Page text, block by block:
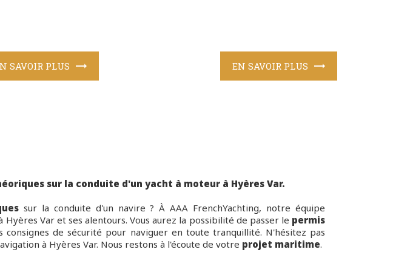
SAVOIR PLUS EN SAVOIR PLUS
sur la conduite d'un yacht à moteur à Hyères Var.
sur la conduite d'un navire ? À AAA FrenchYachting, notre équipe
Var et ses alentours. Vous aurez la possibilité de passer le permis
de sécurité pour naviguer en toute tranquillité. N'hésitez pas
à Hyères Var. Nous restons à l'écoute de votre projet maritime.